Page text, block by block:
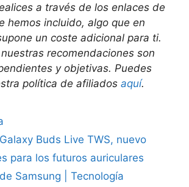
a través de los enlaces de
hemos incluido, algo que en
un coste adicional para ti.
recomendaciones son
y objetivas. Puedes
política de afiliados aquí.
Buds Live TWS, nuevo
para los futuros auriculares
Samsung | Tecnología